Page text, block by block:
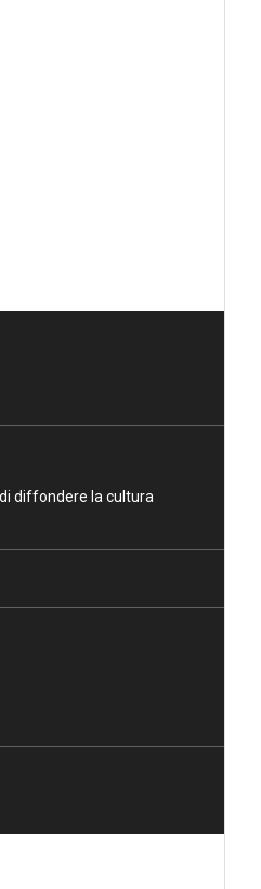
diffondere la cultura